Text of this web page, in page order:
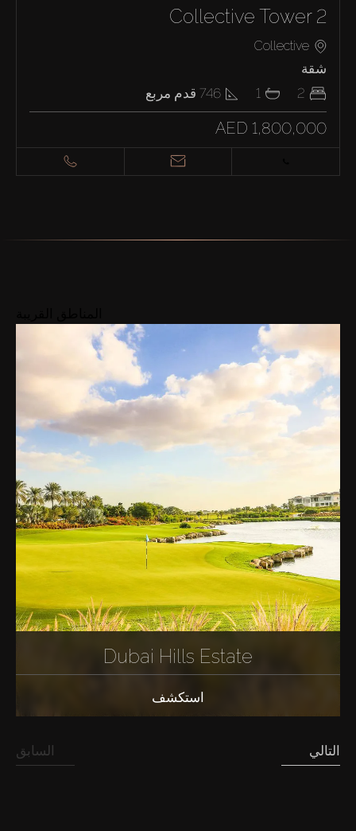
Collective Tower 2
Collective
شقة
2
1
746 قدم مربع
AED 1,800,000
Dubai Hills Estate
استكشف
السابق التالي